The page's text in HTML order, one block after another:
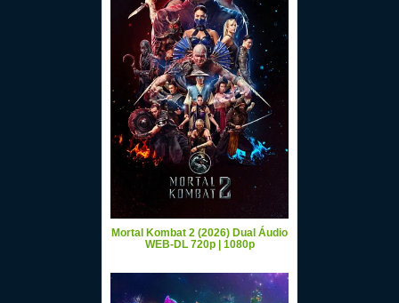
Mortal Kombat 2 (2026) Dual Áudio
WEB-DL 720p | 1080p